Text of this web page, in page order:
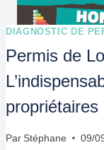
DIAGNOSTIC DE
Permis de
propriétaires
Par Stéphane 09/